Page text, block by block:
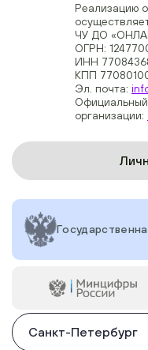
Реализацию
ЧУ ДО
ОГРН:
ИНН
КПП
Эл. почта:
организации:
Санкт-Петербург